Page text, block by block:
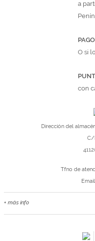
a
O si
con
Dirección del
C/
Tfno de
+ más info